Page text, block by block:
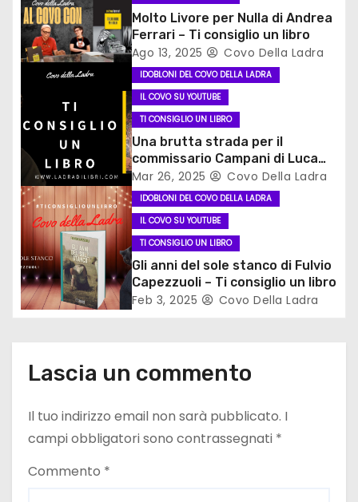
e
a
r
t
i
c
o
l
i
Molto Livore per Nulla di Andrea
Ferrari – Ti consiglio un libro
Ago 13, 2025 Covo Della Ladra
IDOBLONI DEL COVO DELLA LADRA
IL COVO SU YOUTUBE
TI CONSIGLIO UN LIBRO
Una brutta strada per il
commissario Campani di Luca
Ongaro #ticonsigliounlibro
Mar 26, 2025 Covo Della Ladra
IDOBLONI DEL COVO DELLA LADRA
IL COVO SU YOUTUBE
TI CONSIGLIO UN LIBRO
Gli anni del sole stanco di Fulvio
Capezzuoli – Ti consiglio un libro
Feb 3, 2025 Covo Della Ladra
Lascia un commento
Il tuo indirizzo email non sarà pubblicato. I
campi obbligatori sono contrassegnati *
Commento *